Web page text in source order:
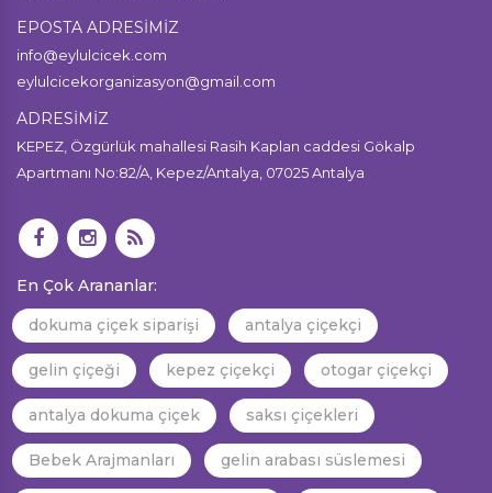
EPOSTA ADRESİMİZ
info@eylulcicek.com
eylulcicekorganizasyon@gmail.com
ADRESİMİZ
KEPEZ, Özgürlük mahallesi Rasih Kaplan caddesi Gökalp
Apartmanı No:82/A, Kepez/Antalya, 07025 Antalya
En Çok Arananlar:
dokuma çiçek siparişi
antalya çiçekçi
gelin çiçeği kepez çiçekçi otogar çiçekçi
antalya dokuma çiçek saksı çiçekleri
Bebek Arajmanları gelin arabası süslemesi